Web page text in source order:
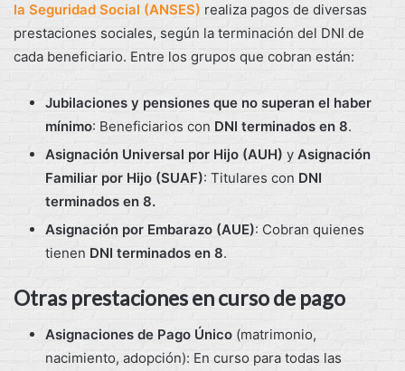
la Seguridad Social (ANSES) realiza pagos de diversas
prestaciones sociales, según la terminación del DNI de
cada beneficiario. Entre los grupos que cobran están:
Jubilaciones y pensiones que no superan el haber
mínimo: Beneficiarios con DNI terminados en 8.
Asignación Universal por Hijo (AUH) y Asignación
Familiar por Hijo (SUAF): Titulares con DNI
terminados en 8.
Asignación por Embarazo (AUE): Cobran quienes
tienen DNI terminados en 8.
Otras prestaciones en curso de pago
Asignaciones de Pago Único (matrimonio,
nacimiento, adopción): En curso para todas las